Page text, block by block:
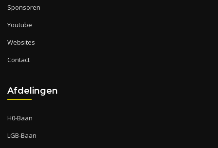
Sponsoren
Youtube
Websites
Contact
Afdelingen
H0-Baan
LGB-Baan